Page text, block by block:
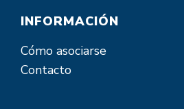
INFORMACIÓN
Cómo asociarse
Contacto